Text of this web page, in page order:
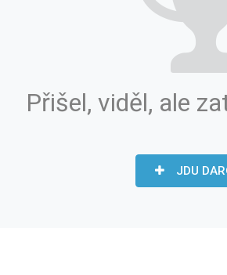
Přišel, viděl, ale
JDU